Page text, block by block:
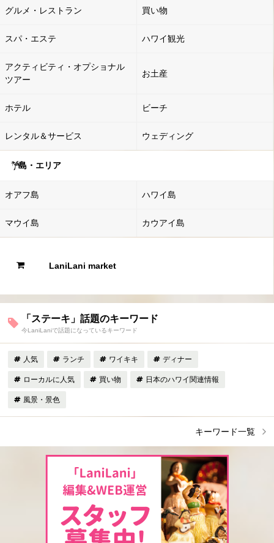
グルメ・レストラン 買い物
スパ・エステ ハワイ観光
アクティビティ・オプショナル
ツアー
お土産
ホテル ビーチ
レンタル＆サービス ウェディング
島・エリア
オアフ島 ハワイ島
マウイ島 カウアイ島
LaniLani market
「ステーキ」話題のキーワード
今LaniLaniで話題になっているキーワード
人気 ランチ ワイキキ ディナー
ローカルに人気 買い物 日本のハワイ関連情報
風景・景色
キーワード一覧